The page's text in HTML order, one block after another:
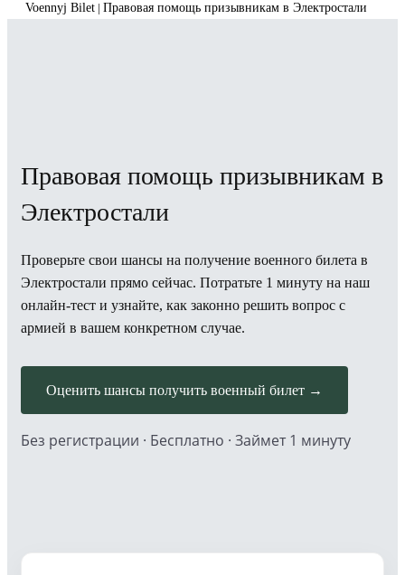
Voennyj Bilet Правовая помощь призывникам в Электростали
Правовая помощь призывникам в
Электростали
Проверьте свои шансы на получение военного билета в
Электростали прямо сейчас. Потратьте 1 минуту на наш
онлайн-тест и узнайте, как законно решить вопрос с
армией в вашем конкретном случае.
Оценить шансы получить военный билет →
Без регистрации · Бесплатно · Займет 1 минуту